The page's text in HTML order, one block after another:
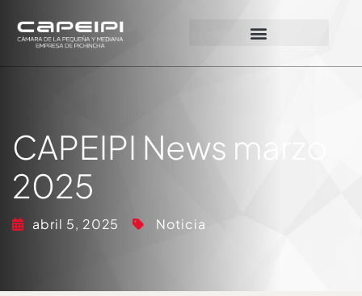
CAPEIPI News marzo
2025
abril 5, 2025 Noticia